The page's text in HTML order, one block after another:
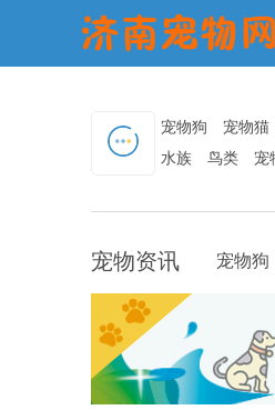
宠物狗 宠物猫
水族
鸟类 宠
宠物资讯 宠物狗